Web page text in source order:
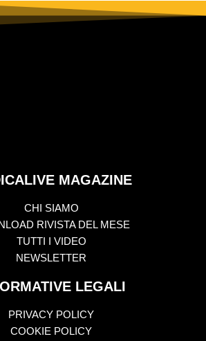
MAGAZINE
CHI SIAMO
RIVISTA DEL MESE
TUTTI I VIDEO
NEWSLETTER
LEGALI
PRIVACY POLICY
COOKIE POLICY